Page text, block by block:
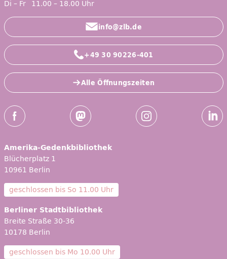
Di – Fr 11.00 – 18.00 Uhr
info@zlb.de
+49 30 90226-401
Alle Öffnungszeiten
Social-Media Kanäle der ZLB
Facebook Mastodon Instagram
Amerika-Gedenkbibliothek
Blücherplatz 1
10961 Berlin
geschlossen bis So 11.00 Uhr
Berliner Stadtbibliothek
Breite Straße 30-36
10178 Berlin
geschlossen bis Mo 10.00 Uhr